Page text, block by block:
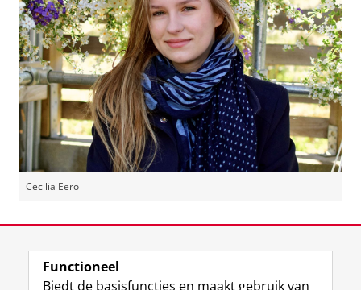
Cecilia Eero
View this page in:English
Functioneel
Biedt de basisfuncties en maakt gebruik van